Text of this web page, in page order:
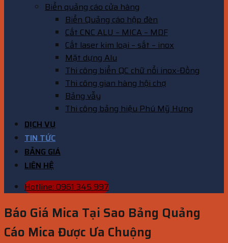
Biển quảng cáo cửa hàng
Biển Quảng cáo hộp đèn
Cắt CNC ALU – MICA – MDF
Cắt laser kim loại – sắt – inox
Mặt dựng Alu
Thi công biển QC chữ nổi inox-Đồng
Thi công gian hàng hội chợ
Bảng vẫy
Thi công bảng hiệu Phú Mỹ Hưng
DỊCH VỤ
TIN TỨC
BẢNG GIÁ
LIÊN HỆ
Hotline: 0961 345 997
Báo Giá Mica Tại Sao Bảng Quảng
Cáo Mica Được Ưa Chuộng